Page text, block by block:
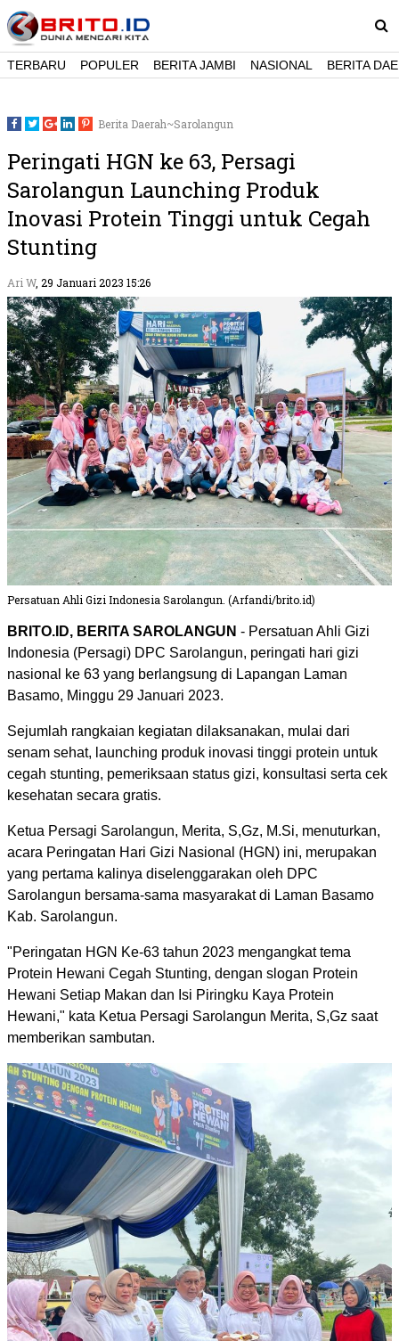

TERBARU POPULER BERITA JAMBI NASIONAL BERITA
     Berita Daerah~Sarolangun
Peringati HGN ke 63, Persagi
Sarolangun Launching Produk
Inovasi Protein Tinggi untuk Cegah
Stunting
Ari W, 29 Januari 2023 15:26
Persatuan Ahli Gizi Indonesia Sarolangun. (Arfandi/brito.id)
BRITO.ID, BERITA SAROLANGUN - Persatuan Ahli Gizi
Indonesia (Persagi) DPC Sarolangun, peringati hari gizi
nasional ke 63 yang berlangsung di Lapangan Laman
Basamo, Minggu 29 Januari 2023.
Sejumlah rangkaian kegiatan dilaksanakan, mulai dari
senam sehat, launching produk inovasi tinggi protein untuk
cegah stunting, pemeriksaan status gizi, konsultasi serta cek
kesehatan secara gratis.
Ketua Persagi Sarolangun, Merita, S,Gz, M.Si, menuturkan,
acara Peringatan Hari Gizi Nasional (HGN) ini, merupakan
yang pertama kalinya diselenggarakan oleh DPC
Sarolangun bersama-sama masyarakat di Laman Basamo
Kab. Sarolangun.
"Peringatan HGN Ke-63 tahun 2023 mengangkat tema
Protein Hewani Cegah Stunting, dengan slogan Protein
Hewani Setiap Makan dan Isi Piringku Kaya Protein
Hewani," kata Ketua Persagi Sarolangun Merita, S,Gz saat
memberikan sambutan.